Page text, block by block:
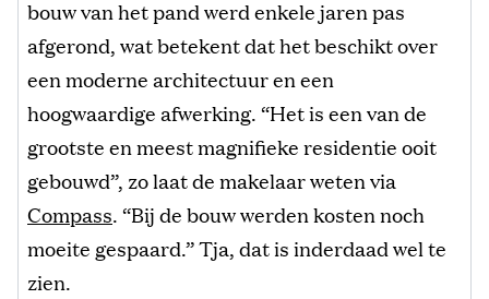
bouw van het pand werd enkele jaren pas
afgerond, wat betekent dat het beschikt over
een moderne architectuur en een
hoogwaardige afwerking. “Het is een van de
grootste en meest magnifieke residentie ooit
gebouwd”, zo laat de makelaar weten via
Compass. “Bij de bouw werden kosten noch
moeite gespaard.” Tja, dat is inderdaad wel te
zien.